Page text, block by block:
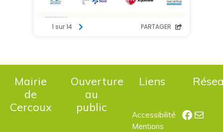
Mairie
de
Cercoux
Ouverture
au
public
Liens
Accessibilité
Mentions
E-mail